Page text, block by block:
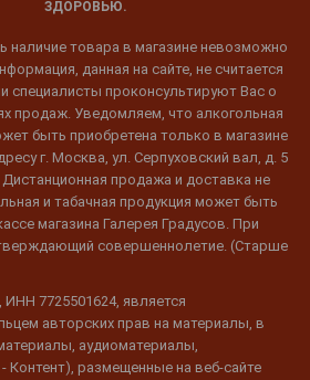
ЗДОРОВЬЮ.
наличие товара в магазине невозможно
данная на сайте, не считается
специалисты проконсультируют Вас о
продаж. Уведомляем, что алкогольная
быть приобретена только в магазине
г. Москва, ул. Серпуховский вал, д. 5
продажа и доставка не
и табачная продукция может быть
магазина Галерея Градусов. При
совершеннолетие. (Старше
7725501624, является
авторских прав на материалы, в
аудиоматериалы,
Контент), размещенные на веб-сайте